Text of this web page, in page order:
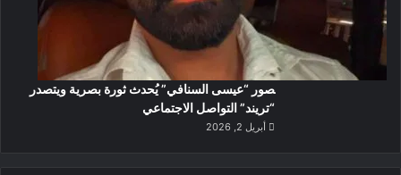
صور “عيسى السنافي” يُحدث ثورة بصرية ويتصدر
“تريند” التواصل الاجتماعي
أبريل 2, 2026